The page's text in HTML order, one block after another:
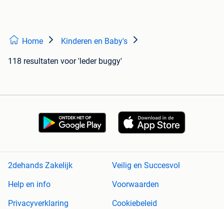
Home Kinderen en Baby's
118 resultaten voor 'leder buggy'
2dehands Zakelijk
Veilig en Succesvol
Help en info
Voorwaarden
Privacyverklaring
Cookiebeleid